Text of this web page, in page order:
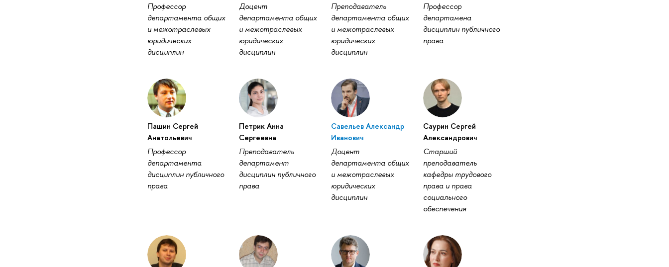
Профессор
департамента общих
и межотраслевых
юридических
дисциплин
Доцент
департамента общих
и межотраслевых
юридических
дисциплин
Преподаватель
департамента общих
и межотраслевых
юридических
дисциплин
Профессор
департамена
дисциплин публичного
права
Пашин Сергей
Анатольевич
Профессор
департамента
дисциплин публичного
права
Петрик Анна
Сергеевна
Преподаватель
департамент
дисциплин публичного
права
Савельев Александр
Иванович
Доцент
департамента общих
и межотраслевых
юридических
дисциплин
Саурин Сергей
Александрович
Старший
преподаватель
кафедры трудового
права и права
социального
обеспечения